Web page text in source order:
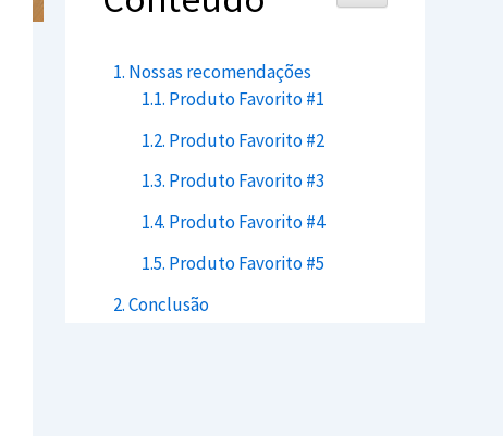
Nossas recomendações
Produto Favorito #1
Produto Favorito #2
Produto Favorito #3
Produto Favorito #4
Produto Favorito #5
Conclusão